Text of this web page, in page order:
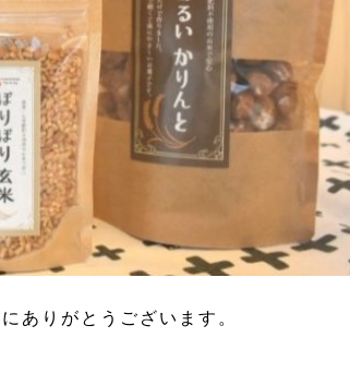
ありがとうございます。